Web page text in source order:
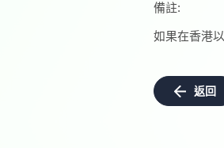
備註:
如果在香港
返回